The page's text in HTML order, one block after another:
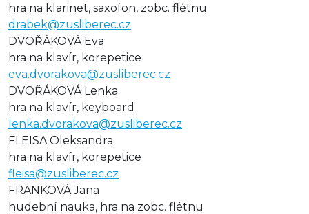
hra na klarinet, saxofon, zobc. flétnu
drabek@zusliberec.cz
DVOŘÁKOVÁ Eva
hra na klavír, korepetice
eva.dvorakova@zusliberec.cz
DVOŘÁKOVÁ Lenka
hra na klavír, keyboard
lenka.dvorakova@zusliberec.cz
FLEISA Oleksandra
hra na klavír, korepetice
fleisa@zusliberec.cz
FRANKOVÁ Jana
hudební nauka, hra na zobc. flétnu